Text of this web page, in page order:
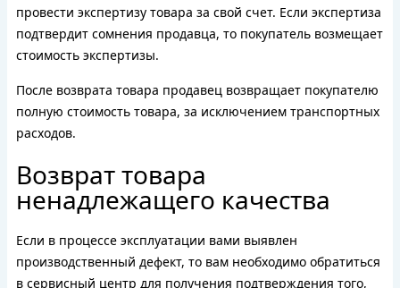
провести экспертизу товара за свой счет. Если экспертиза
подтвердит сомнения продавца, то покупатель возмещает
стоимость экспертизы.
После возврата товара продавец возвращает покупателю
полную стоимость товара, за исключением транспортных
расходов.
Возврат товара
ненадлежащего качества
Если в процессе эксплуатации вами выявлен
производственный дефект, то вам необходимо обратиться
в сервисный центр для получения подтверждения того,